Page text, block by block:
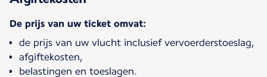
De prijs van uw ticket omvat:
de prijs van uw vlucht inclusief vervoerderstoeslag,
afgiftekosten,
belastingen en toeslagen.